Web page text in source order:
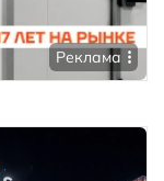
Реклама